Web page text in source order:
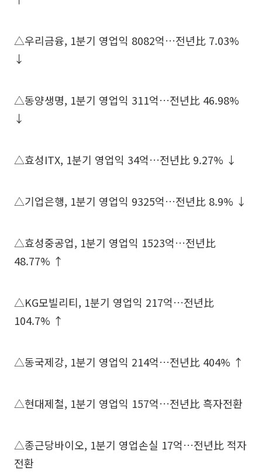
△우리금융, 1분기 영업익 8082억…전년比 7.03%
↓
△동양생명, 1분기 영업익 311억…전년比 46.98%
↓
△효성ITX, 1분기 영업익 34억…전년比 9.27% ↓
△기업은행, 1분기 영업익 9325억…전년比 8.9% ↓
△효성중공업, 1분기 영업익 1523억…전년比
48.77% ↑
△KG모빌리티, 1분기 영업익 217억…전년比
104.7% ↑
△동국제강, 1분기 영업익 214억…전년比 404% ↑
△현대제철, 1분기 영업익 157억…전년比 흑자전환
△종근당바이오, 1분기 영업손실 17억…전년比 적자
전환